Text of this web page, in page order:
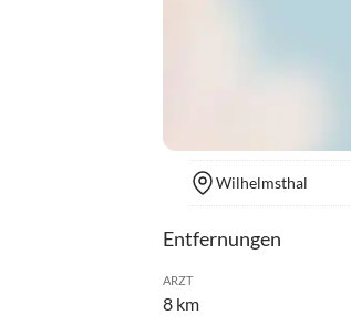
Wilhelmsthal
Entfernungen
ARZT
8 km